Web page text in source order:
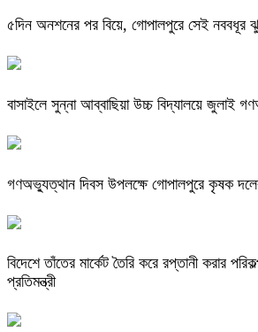
৫দিন অনশনের পর বিয়ে, গোপালপুরে সেই নববধূর
বাসাইলে সুন্না আব্বাছিয়া উচ্চ বিদ্যালয়ে জুলাই
গণঅভ্যুত্থান দিবস উপলক্ষে গোপালপুরে কৃষক
বিদেশে তাঁতের মার্কেট তৈরি করে রপ্তানী করার
প্রতিমন্ত্রী